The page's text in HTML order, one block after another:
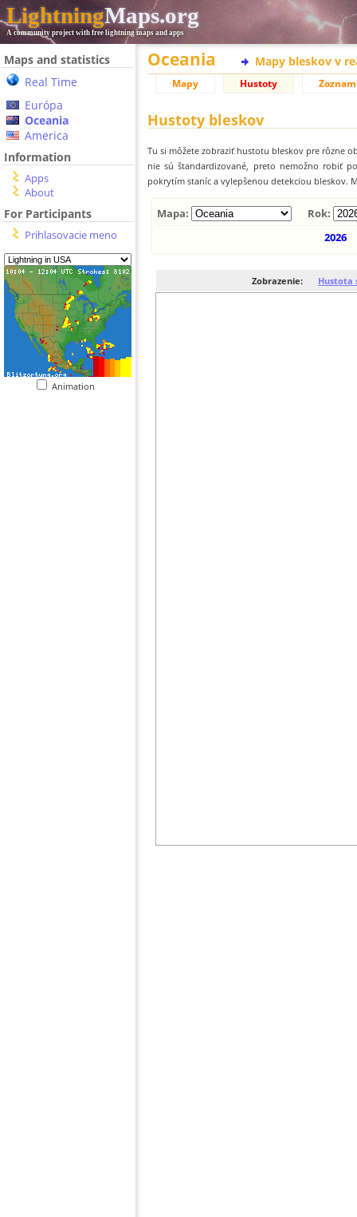
LightningMaps.org
A community project with free lightning maps and apps
Maps and statistics
Real Time
Európa
Oceania
America
Information
Apps
About
For Participants
Prihlasovacie meno
Animation
Oceania Mapy bleskov v
Mapy Hustoty Zoznam
Hustoty bleskov
Tu si môžete zobraziť hustotu bleskov pre rôzne
nie sú štandardizované, preto nemožno robiť
pokrytím staníc a vylepšenou detekciou bleskov.
Mapa:
Rok:
2026
Zobrazenie: Hustota